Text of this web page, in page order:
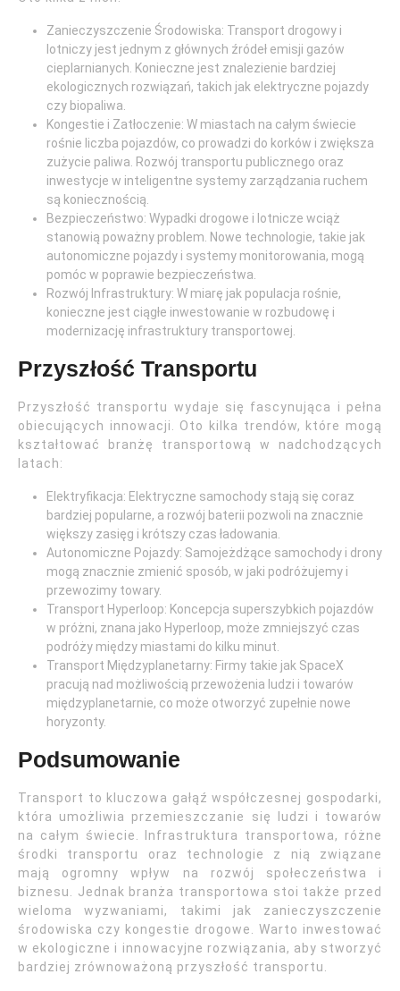
Zanieczyszczenie Środowiska: Transport drogowy i
lotniczy jest jednym z głównych źródeł emisji gazów
cieplarnianych. Konieczne jest znalezienie bardziej
ekologicznych rozwiązań, takich jak elektryczne pojazdy
czy biopaliwa.
Kongestie i Zatłoczenie: W miastach na całym świecie
rośnie liczba pojazdów, co prowadzi do korków i zwiększa
zużycie paliwa. Rozwój transportu publicznego oraz
inwestycje w inteligentne systemy zarządzania ruchem
są koniecznością.
Bezpieczeństwo: Wypadki drogowe i lotnicze wciąż
stanowią poważny problem. Nowe technologie, takie jak
autonomiczne pojazdy i systemy monitorowania, mogą
pomóc w poprawie bezpieczeństwa.
Rozwój Infrastruktury: W miarę jak populacja rośnie,
konieczne jest ciągłe inwestowanie w rozbudowę i
modernizację infrastruktury transportowej.
Przyszłość Transportu
Przyszłość transportu wydaje się fascynująca i pełna
obiecujących innowacji. Oto kilka trendów, które mogą
kształtować branżę transportową w nadchodzących
latach:
Elektryfikacja: Elektryczne samochody stają się coraz
bardziej popularne, a rozwój baterii pozwoli na znacznie
większy zasięg i krótszy czas ładowania.
Autonomiczne Pojazdy: Samojeżdżące samochody i drony
mogą znacznie zmienić sposób, w jaki podróżujemy i
przewozimy towary.
Transport Hyperloop: Koncepcja superszybkich pojazdów
w próżni, znana jako Hyperloop, może zmniejszyć czas
podróży między miastami do kilku minut.
Transport Międzyplanetarny: Firmy takie jak SpaceX
pracują nad możliwością przewożenia ludzi i towarów
międzyplanetarnie, co może otworzyć zupełnie nowe
horyzonty.
Podsumowanie
Transport to kluczowa gałąź współczesnej gospodarki,
która umożliwia przemieszczanie się ludzi i towarów
na całym świecie. Infrastruktura transportowa, różne
środki transportu oraz technologie z nią związane
mają ogromny wpływ na rozwój społeczeństwa i
biznesu. Jednak branża transportowa stoi także przed
wieloma wyzwaniami, takimi jak zanieczyszczenie
środowiska czy kongestie drogowe. Warto inwestować
w ekologiczne i innowacyjne rozwiązania, aby stworzyć
bardziej zrównoważoną przyszłość transportu.